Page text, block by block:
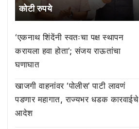
कोटी रुपये
‘एकनाथ शिंदेंनी स्वतःचा पक्ष स्थापन
करायला हवा होता’; संजय राऊतांचा
घणाघात
खाजगी वाहनांवर ‘पोलीस’ पाटी लावणं
पडणार महागात, राज्यभर धडक कारवाईचे
आदेश